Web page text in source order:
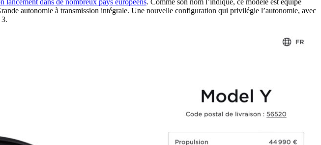
lancement dans de nombreux pays européens. Comme son nom l’indique, ce modèle est équipé
autonomie à transmission intégrale. Une nouvelle configuration qui privilégie l’autonomie, avec